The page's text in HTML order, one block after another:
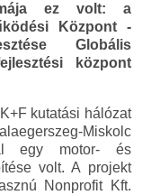
ez volt: a
Központ -
Globális
központ
kutatási hálózat
Miskolc
egy motor- és
volt. A projekt
Nonprofit Kft.